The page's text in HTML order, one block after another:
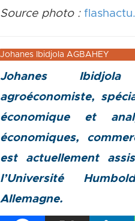
Source photo :
Johanes Ibidjola AGBAHEY
Johanes
agroéconomiste,
économique et
économiques,
est actuellement
l’Université
Allemagne.